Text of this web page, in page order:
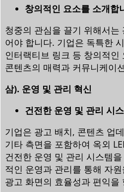
창의적인 요소를 소개합
청중의 관심을 끌기 위해서는
어야 합니다. 기업은 독특한
인터랙티브 링크 등 창의적인
콘텐츠의 매력과 커뮤니케이
삼). 운영 및 관리 혁신
건전한 운영 및 관리 시
기업은 광고 배치, 콘텐츠 업
기타 측면을 포함하여 옥외
건전한 운영 및 관리 시스템
적인 운영과 관리를 통해 자
광고 화면의 효율성과 편익을